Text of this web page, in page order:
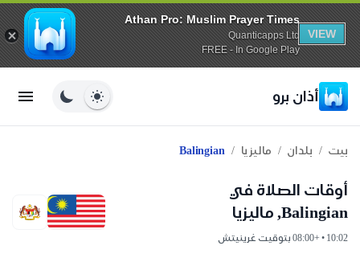
Athan Pro: Muslim Prayer Times
Quanticapps Ltd
FREE - In Google Play
VIEW
أذان برو
بيت / بلدان / ماليزيا /
Balingian
أوقات الصلاة في
Balingian, ماليزيا
10:02 • +08:00 بتوقيت غرينيتش